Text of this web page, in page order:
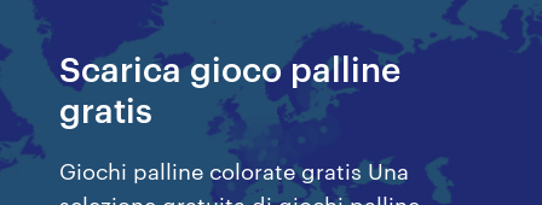
Scarica gioco palline
gratis
Giochi palline colorate gratis Una